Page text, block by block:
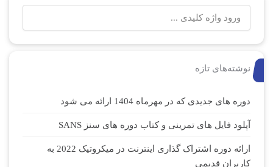
نوشته‌های تازه
دوره های جدیدی که در مهرماه 1404 ارائه می شود
آپلود فایل های تمرینی و کتاب دوره های سنز SANS
ارائه دوره اشتراک گذاری اینترنت در میکروتیک 2022 به
کاربران قدیمی